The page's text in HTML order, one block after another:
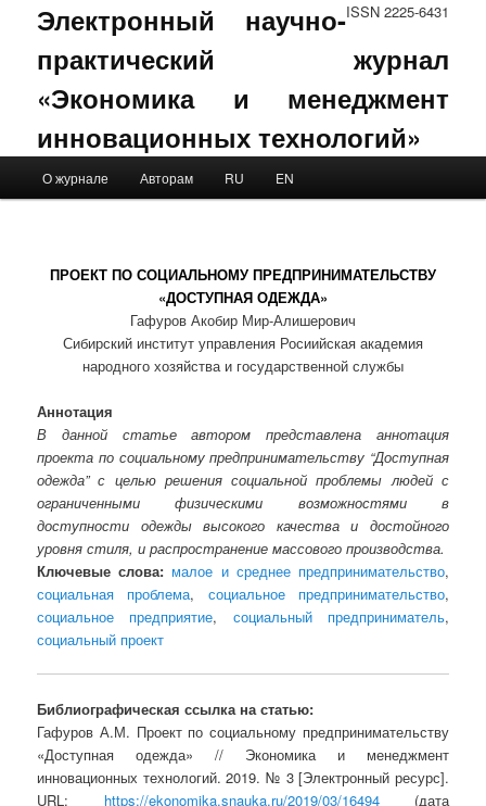
ISSN 2225-6431
Электронный научно-
практический журнал
«Экономика и менеджмент
инновационных технологий»
Skip to primary content
Skip to secondary content
О журнале Авторам RU EN
ПРОЕКТ ПО СОЦИАЛЬНОМУ ПРЕДПРИНИМАТЕЛЬСТВУ
«ДОСТУПНАЯ ОДЕЖДА»
Гафуров Акобир Мир-Алишерович
Сибирский институт управления Росиийская академия
народного хозяйства и государственной службы
Аннотация
В данной статье автором представлена аннотация
проекта по социальному предпринимательству “Доступная
одежда” с целью решения социальной проблемы людей с
ограниченными физическими возможностями в
доступности одежды высокого качества и достойного
уровня стиля, и распространение массового производства.
Ключевые слова: малое и среднее предпринимательство,
социальная проблема, социальное предпринимательство,
социальное предприятие, социальный предприниматель,
социальный проект
Библиографическая ссылка на статью:
Гафуров А.М. Проект по социальному предпринимательству
«Доступная одежда» // Экономика и менеджмент
инновационных технологий. 2019. № 3 [Электронный ресурс].
URL: https://ekonomika.snauka.ru/2019/03/16494(дата